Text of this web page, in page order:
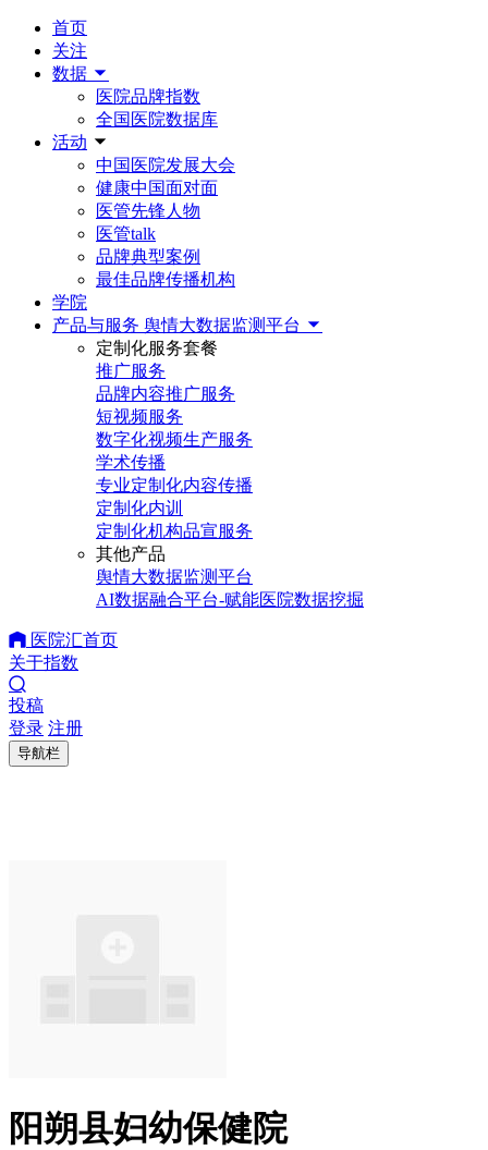
首页
关注
数据
医院品牌指数
全国医院数据库
活动
中国医院发展大会
健康中国面对面
医管先锋人物
医管talk
品牌典型案例
最佳品牌传播机构
学院
产品与服务 舆情大数据监测平台
定制化服务套餐
推广服务
品牌内容推广服务
短视频服务
数字化视频生产服务
学术传播
专业定制化内容传播
定制化内训
定制化机构品宣服务
其他产品
舆情大数据监测平台
AI数据融合平台-赋能医院数据挖掘
医院汇首页
关于指数
投稿
登录 注册
导航栏
阳朔县妇幼保健院